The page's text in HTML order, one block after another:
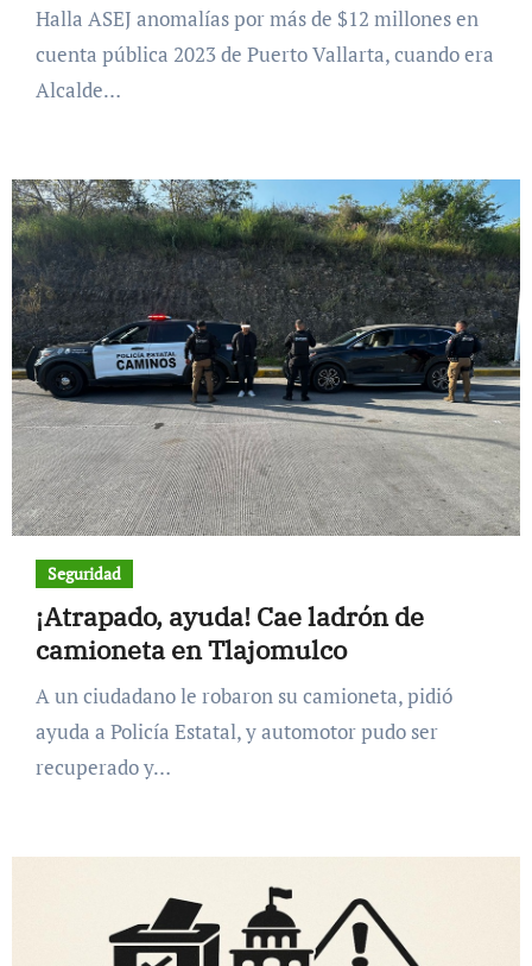
Halla ASEJ anomalías por más de $12 millones en
cuenta pública 2023 de Puerto Vallarta, cuando era
Alcalde…
Seguridad
¡Atrapado, ayuda! Cae ladrón de
camioneta en Tlajomulco
A un ciudadano le robaron su camioneta, pidió
ayuda a Policía Estatal, y automotor pudo ser
recuperado y…